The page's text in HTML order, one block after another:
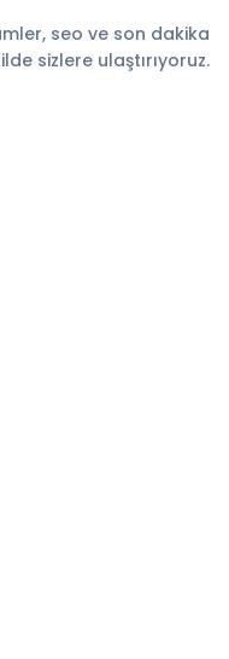
seo ve son dakika
sizlere ulaştırıyoruz.